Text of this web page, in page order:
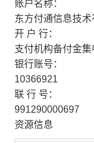
账户名称：
东方付通信息技术
开 户 行：
支付机构备付金集
银行账号：
10366921
联 行 号：
991290000697
资源信息